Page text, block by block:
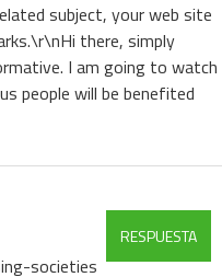
subject, your web site
there, simply
I am going to watch
people will be benefited
societies
RESPUESTA